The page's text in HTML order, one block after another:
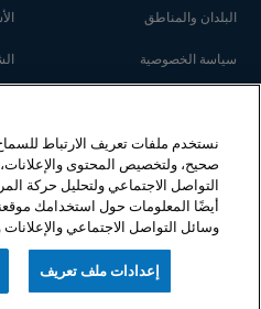
البلدان والمناطق
سياسة الخصوصية
نستخدم ملفات تعريف الارتباط
صحيح، ولتخصيص المحتوى
التواصل الاجتماعي ولتحليل حركة
أيضًا المعلومات حول استخدامك
وسائل التواصل الاجتماعي والإعلانات
إعدادات ملف تعريف